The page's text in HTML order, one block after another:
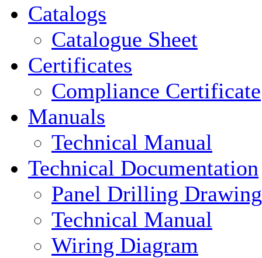
Catalogs
Catalogue Sheet
Certificates
Compliance Certificate
Manuals
Technical Manual
Technical Documentation
Panel Drilling Drawing
Technical Manual
Wiring Diagram